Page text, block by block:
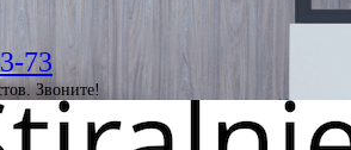
73
Звоните!